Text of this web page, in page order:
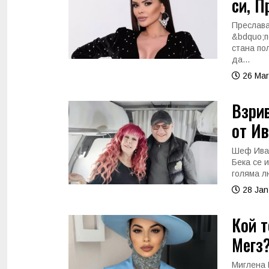
си,
стана
да...
26
от
Шеф
Бека се
голяма
28
Кой
Миглена